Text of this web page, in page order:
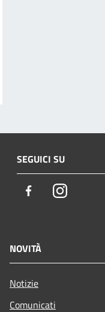
SEGUICI SU
FacebookInstagram
NOVITÀ
Notizie
Comunicati